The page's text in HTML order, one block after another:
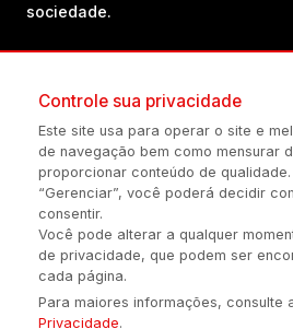
sociedade.
(54) 98434-8385
Política de privacidade Configuração de
É proibida a reprodução do conteúdo
Controle sua privacidade
Este site usa para operar o site e
de navegação bem como mensurar
proporcionar conteúdo de
“Gerenciar”, você poderá decidir
consentir.
Você pode alterar a qualquer
de privacidade, que podem ser
cada página.
Para maiores informações, consulte
Privacidade.